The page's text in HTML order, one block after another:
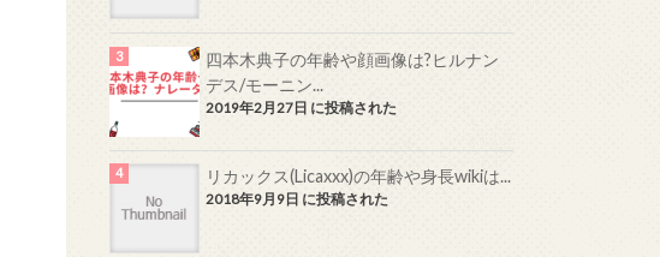
四本木典子の年齢や顔画像は?ヒルナン
デス/モーニン...
2019年2月27日 に投稿された
リカックス(Licaxxx)の年齢や身長wikiは...
2018年9月9日 に投稿された